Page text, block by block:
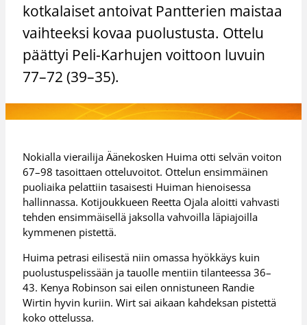
kotkalaiset antoivat Pantterien maistaa
vaihteeksi kovaa puolustusta. Ottelu
päättyi Peli-Karhujen voittoon luvuin
77–72 (39–35).
Nokialla vierailija Äänekosken Huima otti selvän voiton
67–98 tasoittaen otteluvoitot. Ottelun ensimmäinen
puoliaika pelattiin tasaisesti Huiman hienoisessa
hallinnassa. Kotijoukkueen Reetta Ojala aloitti vahvasti
tehden ensimmäisellä jaksolla vahvoilla läpiajoilla
kymmenen pistettä.
Huima petrasi eilisestä niin omassa hyökkäys kuin
puolustuspelissään ja tauolle mentiin tilanteessa 36–
43. Kenya Robinson sai eilen onnistuneen Randie
Wirtin hyvin kuriin. Wirt sai aikaan kahdeksan pistettä
koko ottelussa.